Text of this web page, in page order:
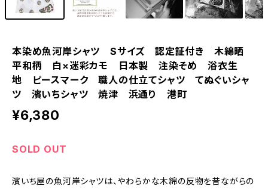
本染め魚河岸シャツ Sサイズ 認定証付き 木綿晒
平和柄 白×迷彩カモ 日本製 注染そめ 浴衣生
地 ピースマーク 職人の仕立てシャツ てぬぐいシャ
ツ 濱いちシャツ 焼津 浜通り 港町
¥6,380
SOLD OUT
濱いち屋の魚河岸シャツは、やわらかな木綿の反物を昔ながらの